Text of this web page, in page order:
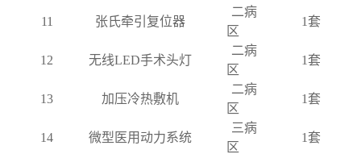
11 张氏牵引复位器
二病
区
1套
12 无线LED手术头灯
二病
区
1套
13 加压冷热敷机
二病
区
1套
14 微型医用动力系统
三病
区
1套